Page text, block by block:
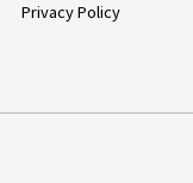
Privacy Policy